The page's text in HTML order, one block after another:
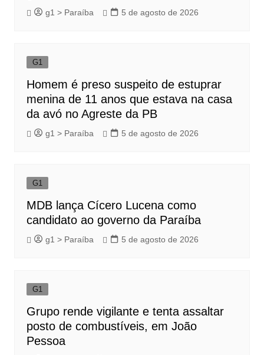
g1 > Paraíba 5 de agosto de 2026
G1
Homem é preso suspeito de estuprar
menina de 11 anos que estava na casa
da avó no Agreste da PB
g1 > Paraíba 5 de agosto de 2026
G1
MDB lança Cícero Lucena como
candidato ao governo da Paraíba
g1 > Paraíba 5 de agosto de 2026
G1
Grupo rende vigilante e tenta assaltar
posto de combustíveis, em João
Pessoa